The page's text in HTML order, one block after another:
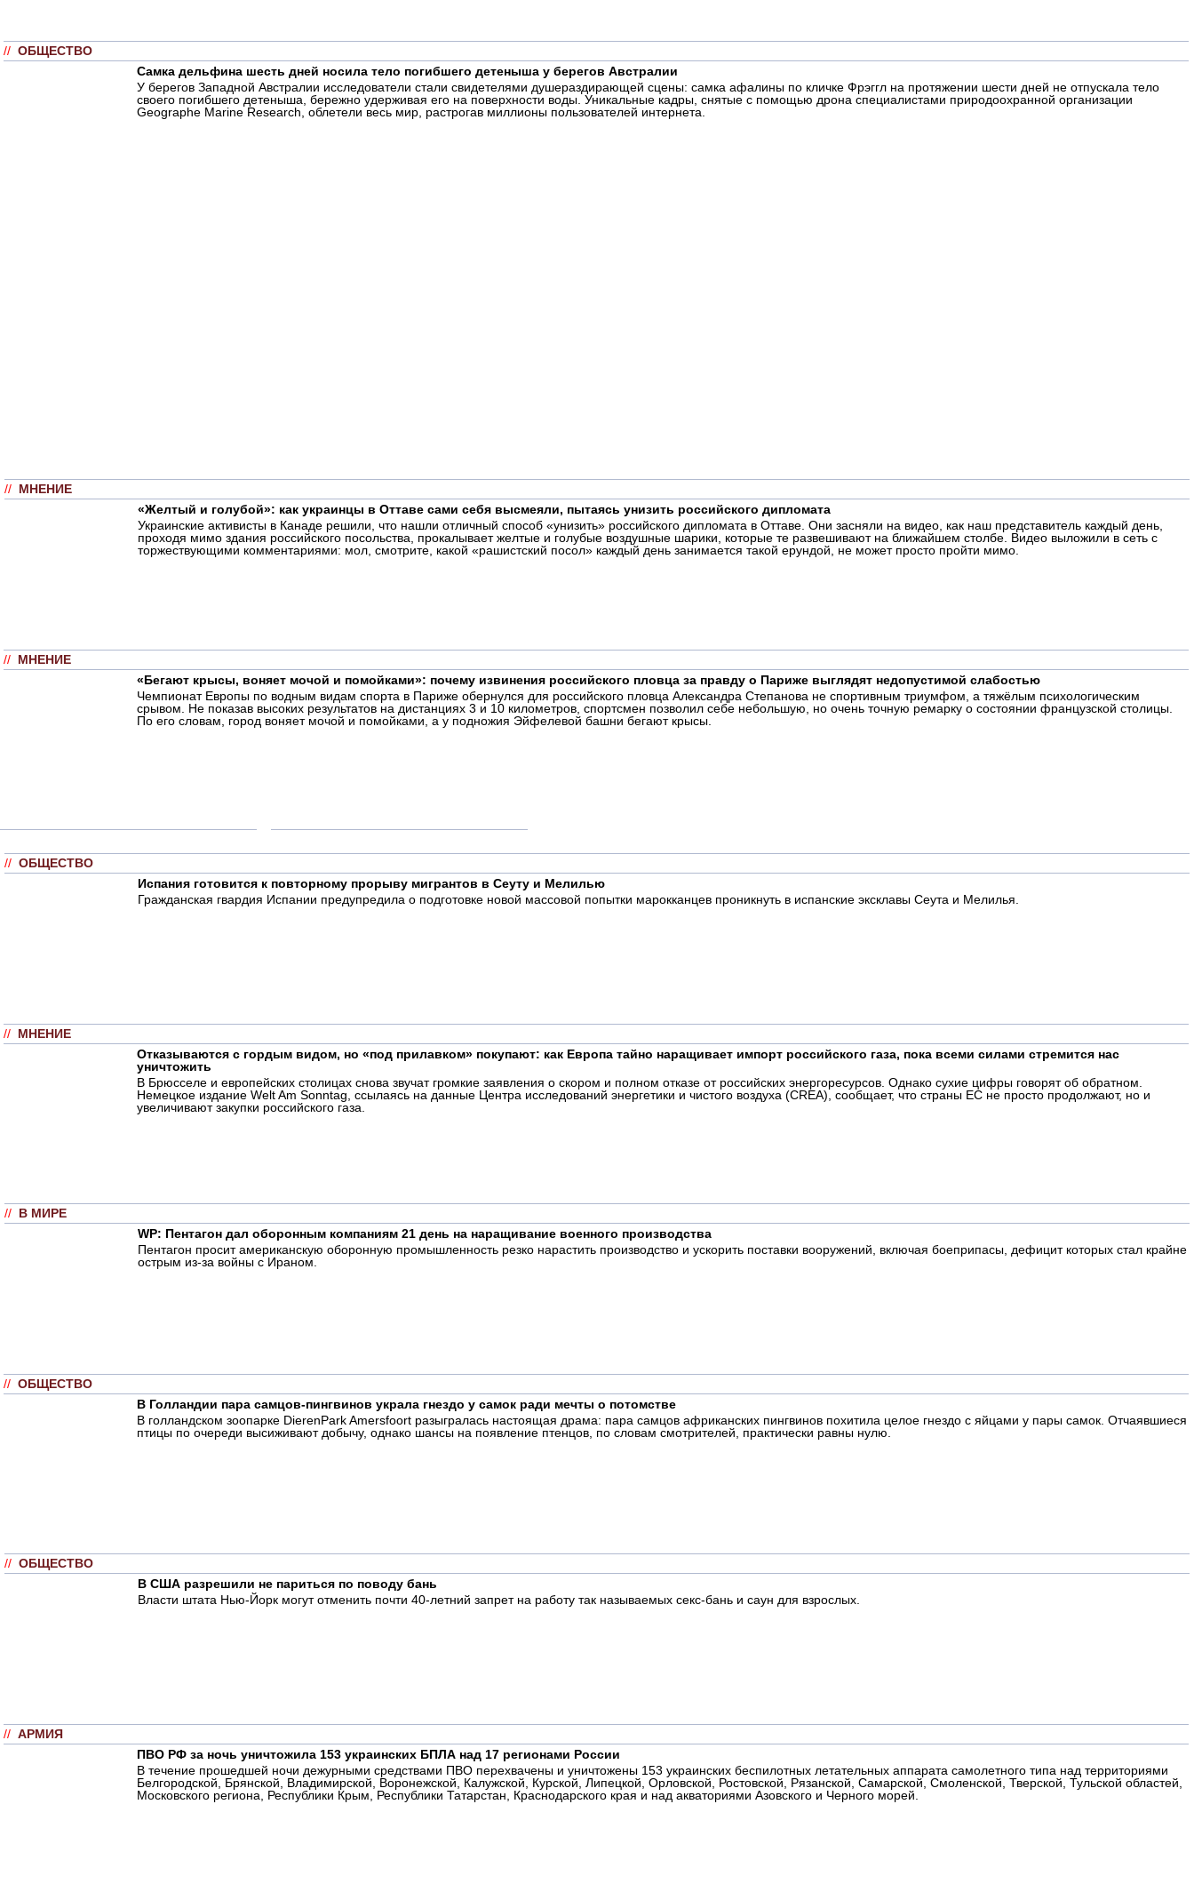
// ОБЩЕСТВО
Самка дельфина шесть дней носила тело погибшего детеныша у берегов Австралии
У берегов Западной Австралии исследователи стали свидетелями душераздирающей сцены: самка афалины по кличке Фрэггл на протяжении шести дней не отпускала тело
своего погибшего детеныша, бережно удерживая его на поверхности воды. Уникальные кадры, снятые с помощью дрона специалистами природоохранной организации
Geographe Marine Research, облетели весь мир, растрогав миллионы пользователей интернета.
// МНЕНИЕ
«Желтый и голубой»: как украинцы в Оттаве сами себя высмеяли, пытаясь унизить российского дипломата
Украинские активисты в Канаде решили, что нашли отличный способ «унизить» российского дипломата в Оттаве. Они засняли на видео, как наш представитель каждый день,
проходя мимо здания российского посольства, прокалывает желтые и голубые воздушные шарики, которые те развешивают на ближайшем столбе. Видео выложили в сеть с
торжествующими комментариями: мол, смотрите, какой «рашистский посол» каждый день занимается такой ерундой, не может просто пройти мимо.
// МНЕНИЕ
«Бегают крысы, воняет мочой и помойками»: почему извинения российского пловца за правду о Париже выглядят недопустимой слабостью
Чемпионат Европы по водным видам спорта в Париже обернулся для российского пловца Александра Степанова не спортивным триумфом, а тяжёлым психологическим
срывом. Не показав высоких результатов на дистанциях 3 и 10 километров, спортсмен позволил себе небольшую, но очень точную ремарку о состоянии французской столицы.
По его словам, город воняет мочой и помойками, а у подножия Эйфелевой башни бегают крысы.
// ОБЩЕСТВО
Испания готовится к повторному прорыву мигрантов в Сеуту и Мелилью
Гражданская гвардия Испании предупредила о подготовке новой массовой попытки марокканцев проникнуть в испанские эксклавы Сеута и Мелилья.
// МНЕНИЕ
Отказываются с гордым видом, но «под прилавком» покупают: как Европа тайно наращивает импорт российского газа, пока всеми силами стремится нас
уничтожить
В Брюсселе и европейских столицах снова звучат громкие заявления о скором и полном отказе от российских энергоресурсов. Однако сухие цифры говорят об обратном.
Немецкое издание Welt Am Sonntag, ссылаясь на данные Центра исследований энергетики и чистого воздуха (CREA), сообщает, что страны ЕС не просто продолжают, но и
увеличивают закупки российского газа.
// В МИРЕ
WP: Пентагон дал оборонным компаниям 21 день на наращивание военного производства
Пентагон просит американскую оборонную промышленность резко нарастить производство и ускорить поставки вооружений, включая боеприпасы, дефицит которых стал крайне
острым из-за войны с Ираном.
// ОБЩЕСТВО
В Голландии пара самцов-пингвинов украла гнездо у самок ради мечты о потомстве
В голландском зоопарке DierenPark Amersfoort разыгралась настоящая драма: пара самцов африканских пингвинов похитила целое гнездо с яйцами у пары самок. Отчаявшиеся
птицы по очереди высиживают добычу, однако шансы на появление птенцов, по словам смотрителей, практически равны нулю.
// ОБЩЕСТВО
В США разрешили не париться по поводу бань
Власти штата Нью-Йорк могут отменить почти 40-летний запрет на работу так называемых секс-бань и саун для взрослых.
// АРМИЯ
ПВО РФ за ночь уничтожила 153 украинских БПЛА над 17 регионами России
В течение прошедшей ночи дежурными средствами ПВО перехвачены и уничтожены 153 украинских беспилотных летательных аппарата самолетного типа над территориями
Белгородской, Брянской, Владимирской, Воронежской, Калужской, Курской, Липецкой, Орловской, Ростовской, Рязанской, Самарской, Смоленской, Тверской, Тульской областей,
Московского региона, Республики Крым, Республики Татарстан, Краснодарского края и над акваториями Азовского и Черного морей.